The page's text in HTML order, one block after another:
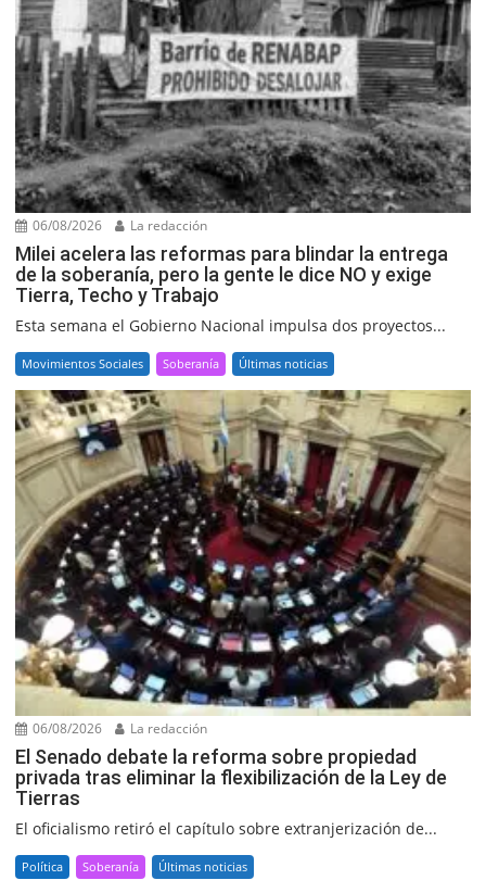
06/08/2026 La redacción
Milei acelera las reformas para blindar la entrega
de la soberanía, pero la gente le dice NO y exige
Tierra, Techo y Trabajo
Esta semana el Gobierno Nacional impulsa dos proyectos...
Movimientos Sociales Soberanía Últimas noticias
06/08/2026 La redacción
El Senado debate la reforma sobre propiedad
privada tras eliminar la flexibilización de la Ley de
Tierras
El oficialismo retiró el capítulo sobre extranjerización de...
Política Soberanía Últimas noticias